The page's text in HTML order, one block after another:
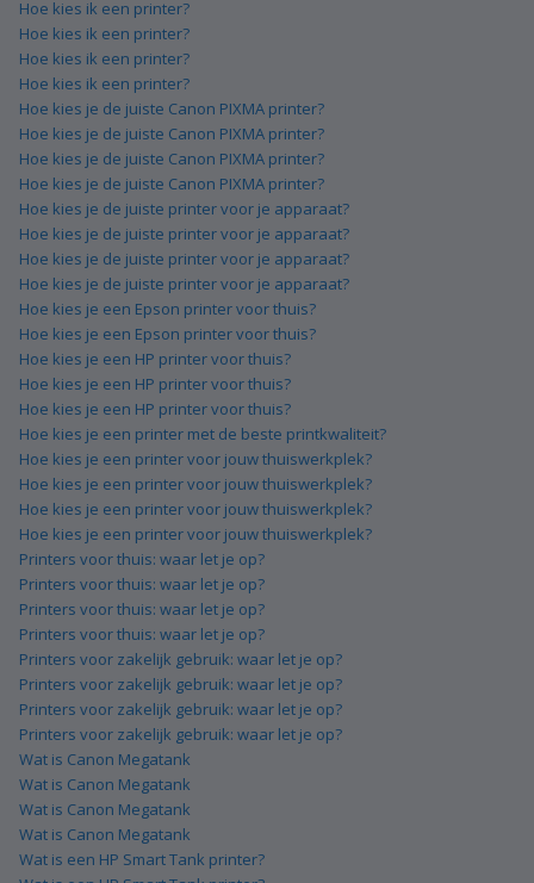
Hoe kies ik een printer?
Hoe kies ik een printer?
Hoe kies ik een printer?
Hoe kies ik een printer?
Hoe kies je de juiste Canon PIXMA printer?
Hoe kies je de juiste Canon PIXMA printer?
Hoe kies je de juiste Canon PIXMA printer?
Hoe kies je de juiste Canon PIXMA printer?
Hoe kies je de juiste printer voor je apparaat?
Hoe kies je de juiste printer voor je apparaat?
Hoe kies je de juiste printer voor je apparaat?
Hoe kies je de juiste printer voor je apparaat?
Hoe kies je een Epson printer voor thuis?
Hoe kies je een Epson printer voor thuis?
Hoe kies je een HP printer voor thuis?
Hoe kies je een HP printer voor thuis?
Hoe kies je een HP printer voor thuis?
Hoe kies je een printer met de beste printkwaliteit?
Hoe kies je een printer voor jouw thuiswerkplek?
Hoe kies je een printer voor jouw thuiswerkplek?
Hoe kies je een printer voor jouw thuiswerkplek?
Hoe kies je een printer voor jouw thuiswerkplek?
Printers voor thuis: waar let je op?
Printers voor thuis: waar let je op?
Printers voor thuis: waar let je op?
Printers voor thuis: waar let je op?
Printers voor zakelijk gebruik: waar let je op?
Printers voor zakelijk gebruik: waar let je op?
Printers voor zakelijk gebruik: waar let je op?
Printers voor zakelijk gebruik: waar let je op?
Wat is Canon Megatank
Wat is Canon Megatank
Wat is Canon Megatank
Wat is Canon Megatank
Wat is een HP Smart Tank printer?